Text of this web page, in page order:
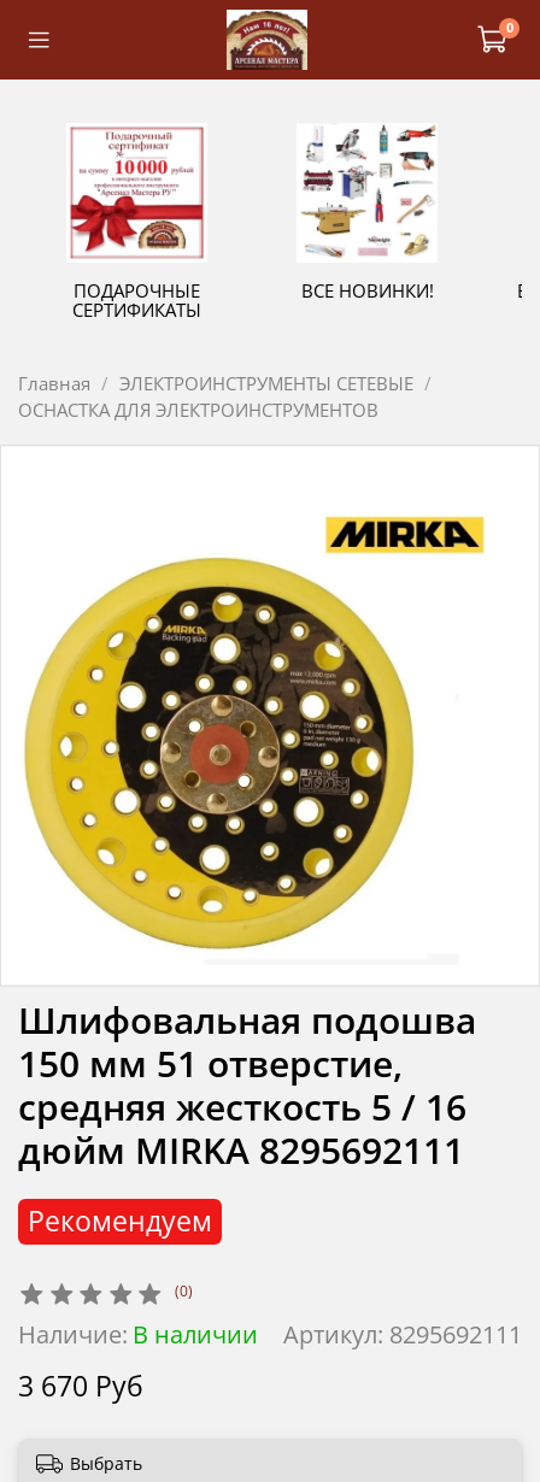
0
ПОДАРОЧНЫЕ
СЕРТИФИКАТЫ
ВСЕ НОВИНКИ!
Главная
ЭЛЕКТРОИНСТРУМЕНТЫ СЕТЕВЫЕ
ОСНАСТКА ДЛЯ ЭЛЕКТРОИНСТРУМЕНТОВ
(0)
Артикул: 8295692111
Наличие: В наличии
Рекомендуем
Шлифовальная подошва
150 мм 51 отверстие,
средняя жесткость 5 / 16
дюйм MIRKA 8295692111
3 670 Руб
Выбрать